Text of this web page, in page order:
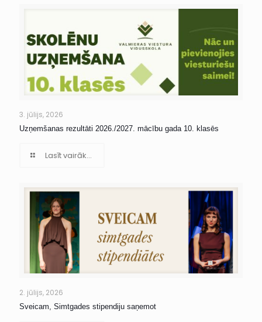
3. jūlijs, 2026
Uzņemšanas rezultāti 2026./2027. mācību gada 10. klasēs
Lasīt vairāk...
2. jūlijs, 2026
Sveicam, Simtgades stipendiju saņemot